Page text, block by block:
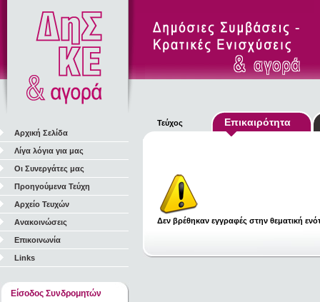
Αρχική Σελίδα
Λίγα λόγια για μας
Οι Συνεργάτες μας
Προηγούμενα Τεύχη
Αρχείο Τευχών
Ανακοινώσεις
Επικοινωνία
Links
Είσοδος Συνδρομητών
Τεύχος Επικαιρότητα
Δεν βρέθηκαν εγγραφές στην θεματική